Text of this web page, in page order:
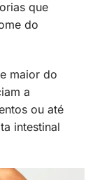
que
do
maior do
a
ou até
intestinal